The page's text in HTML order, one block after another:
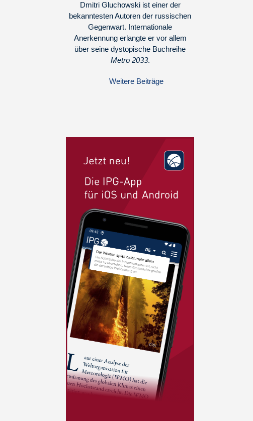
Dmitri Gluchowski ist einer der
bekanntesten Autoren der russischen
Gegenwart. Internationale
Anerkennung erlangte er vor allem
über seine dystopische Buchreihe
Metro 2033.
Weitere Beiträge